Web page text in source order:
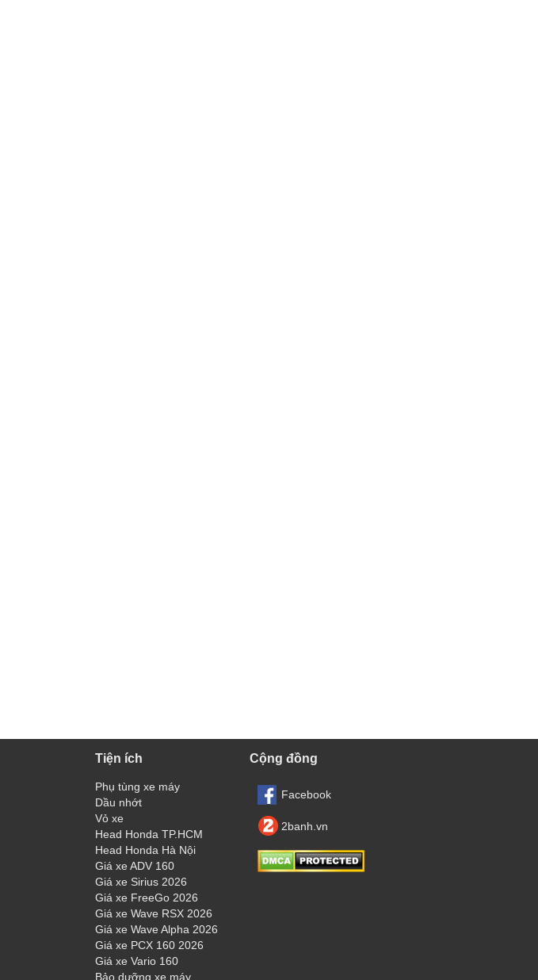
Tiện ích
Phụ tùng xe máy
Dầu nhớt
Vỏ xe
Head Honda TP.HCM
Head Honda Hà Nội
Giá xe ADV 160
Giá xe Sirius 2026
Giá xe FreeGo 2026
Giá xe Wave RSX 2026
Giá xe Wave Alpha 2026
Giá xe PCX 160 2026
Giá xe Vario 160
Bảo dưỡng xe máy
Cộng đồng
Facebook
2banh.vn